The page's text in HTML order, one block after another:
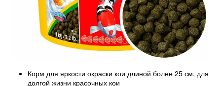
Корм для яркости окраски кои длиной более 25 см, для
долгой жизни красочных кои